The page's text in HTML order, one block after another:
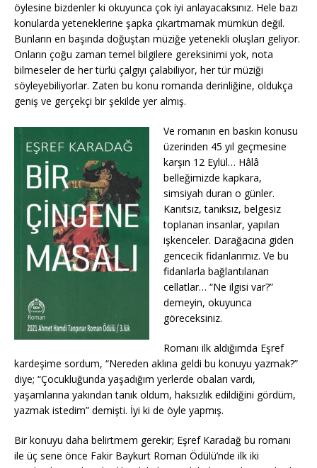
öylesine bizdenler ki okuyunca çok iyi anlayacaksınız. Hele bazı
konularda yeteneklerine şapka çıkartmamak mümkün değil.
Bunların en başında doğuştan müziğe yetenekli oluşları geliyor.
Onların çoğu zaman temel bilgilere gereksinimi yok, nota
bilmeseler de her türlü çalgıyı çalabiliyor, her tür müziği
söyleyebiliyorlar. Zaten bu konu romanda derinliğine, oldukça
geniş ve gerçekçi bir şekilde yer almış.
Ve romanın en baskın konusu
üzerinden 45 yıl geçmesine
karşın 12 Eylül… Hâlâ
belleğimizde kapkara,
simsiyah duran o günler.
Kanıtsız, tanıksız, belgesiz
toplanan insanlar, yapılan
işkenceler. Darağacına giden
gencecik fidanlarımız. Ve bu
fidanlarla bağlantılanan
cellatlar… “Ne ilgisi var?”
demeyin, okuyunca
göreceksiniz.
Romanı ilk aldığımda Eşref
kardeşime sordum, “Nereden aklına geldi bu konuyu yazmak?”
diye; “Çocukluğunda yaşadığım yerlerde obaları vardı,
yaşamlarına yakından tanık oldum, haksızlık edildiğini gördüm,
yazmak istedim” demişti. İyi ki de öyle yapmış.
Bir konuyu daha belirtmem gerekir; Eşref Karadağ bu romanı
ile üç sene önce Fakir Baykurt Roman Ödülü’nde ilk iki